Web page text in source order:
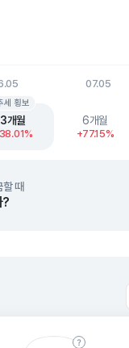
07.05
3개월
세 횡보
6개월
+77.15%
할 때
?